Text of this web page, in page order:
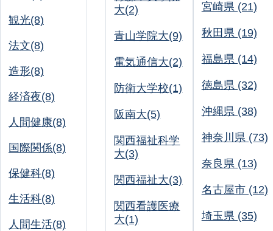
観光(8)
法文(8)
造形(8)
経済夜(8)
人間健康(8)
国際関係(8)
保健科(8)
生活科(8)
人間生活(8)
大(2)
青山学院大(9)
電気通信大(2)
防衛大学校(1)
阪南大(5)
関西福祉科学
大(3)
関西福祉大(3)
関西看護医療
大(1)
宮崎県 (21)
秋田県 (19)
福島県 (14)
徳島県 (32)
沖縄県 (38)
神奈川県 (73)
奈良県 (13)
名古屋市 (12)
埼玉県 (35)